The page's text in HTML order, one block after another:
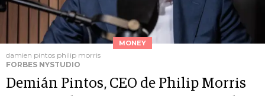
MONEY
damien pintos philip morris
FORBES NYSTUDIO
Demián Pintos, CEO de Philip Morris